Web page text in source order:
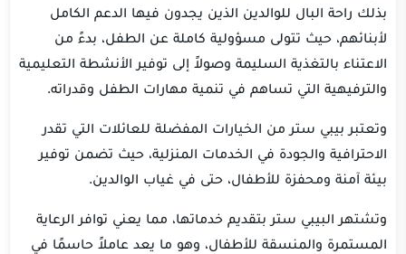
بذلك راحة البال للوالدين الذين يجدون فيها الدعم الكامل
لأبنائهم، حيث تتولى مسؤولية كاملة عن الطفل، بدءً من
الاعتناء بالتغذية السليمة وصولاً إلى توفير الأنشطة التعليمية
والترفيهية التي تساهم في تنمية مهارات الطفل وقدراته.
وتعتبر بيبي ستر من الخيارات المفضلة للعائلات التي تقدر
الاحترافية والجودة في الخدمات المنزلية، حيث تضمن توفير
بيئة آمنة ومحفزة للأطفال، حتى في غياب الوالدين.
وتشتهر البيبي ستر بتقديم خدماتها، مما يعني توافر الرعاية
المستمرة والمنسقة للأطفال، وهو ما يعد عاملاً حاسمًا في